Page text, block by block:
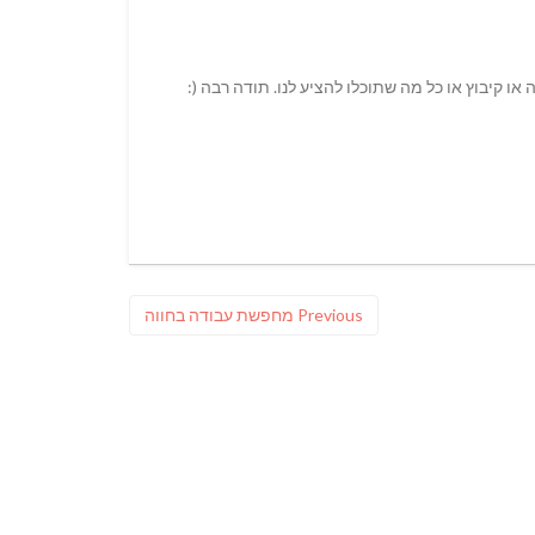
או קיבוץ או כל מה שתוכלו להציע לנו. תודה רבה (:
Previous
Previous
מחפשת עבודה בחווה